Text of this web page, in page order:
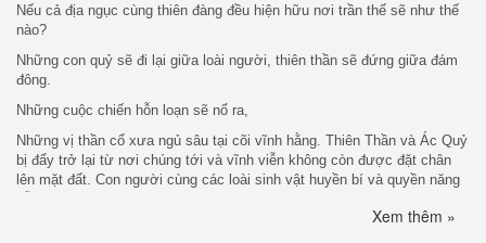
Nếu cả địa ngục cùng thiên đàng đều hiện hữu nơi trần thế sẽ như thế
nào?
Những con quỷ sẽ đi lại giữa loài người, thiên thần sẽ đứng giữa đám
đông.
Những cuộc chiến hỗn loạn sẽ nổ ra,
Những vị thần cổ xưa ngủ sâu tại cõi vĩnh hằng. Thiên Thần và Ác Quỷ
bị đẩy trở lại từ nơi chúng tới và vĩnh viễn không còn được đặt chân
lên mặt đất. Con người cùng các loài sinh vật huyền bí và quyền năng
Xem thêm »